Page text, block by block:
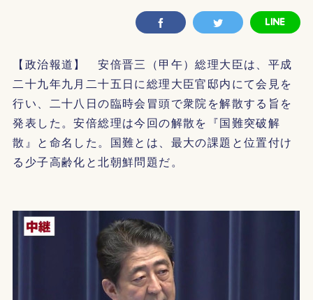
【政治報道】 安倍晋三（甲午）総理大臣は、平成
二十九年九月二十五日に総理大臣官邸内にて会見を
行い、二十八日の臨時会冒頭で衆院を解散する旨を
発表した。安倍総理は今回の解散を『国難突破解
散』と命名した。国難とは、最大の課題と位置付け
る少子高齢化と北朝鮮問題だ。